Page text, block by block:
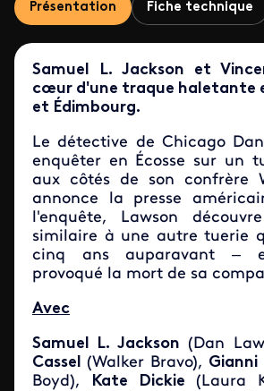
Présentation Fiche technique
Samuel L. Jackson et
cœur d'une traque haletante
et Édimbourg.
Le détective de Chicago
enquêter en Écosse sur un
aux côtés de son confrère
annonce la presse
l'enquête, Lawson
similaire à une autre tuerie
cinq ans auparavant –
provoqué la mort de sa
Avec
Samuel L. Jackson (Dan
Cassel (Walker Bravo), Gianni
Boyd), Kate Dickie (Laura